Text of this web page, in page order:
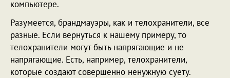
компьютере.
Разумеется, брандмауэры, как и телохранители, все
разные. Если вернуться к нашему примеру, то
телохранители могут быть напрягающие и не
напрягающие. Есть, например, телохранители,
которые создают совершенно ненужную суету.